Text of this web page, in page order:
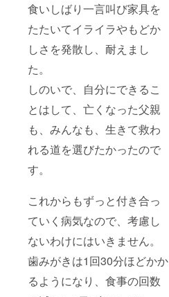
食いしばり一言叫び家具を
たたいてイライラやもどか
しさを発散し、耐えまし
た。
しのいで、自分にできるこ
とはして、亡くなった父親
も、みんなも、生きて救わ
れる道を選びたかったので
す。
これからもずっと付き合っ
ていく病気なので、考慮し
ないわけにはいきません。
歯みがきは1回30分ほどかか
るようになり、食事の回数